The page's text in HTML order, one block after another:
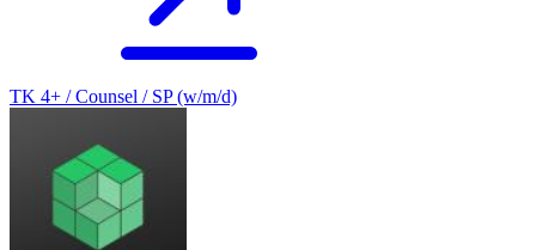
TK 4+ / Counsel / SP (w/m/d)